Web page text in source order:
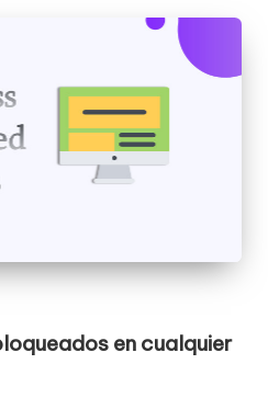
en cualquier